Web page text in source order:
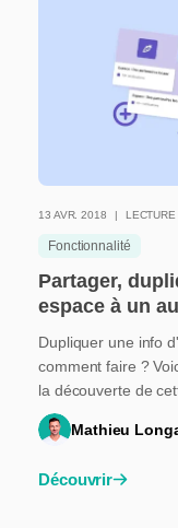
13 AVR. 2018
Fonctionnalité
Partager,
espace à un
Dupliquer une info
comment faire ?
la découverte de
Mathieu
Découvrir